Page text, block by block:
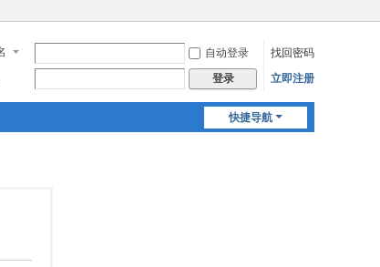
自动登录
找回密码
登录 立即注册
快捷导航